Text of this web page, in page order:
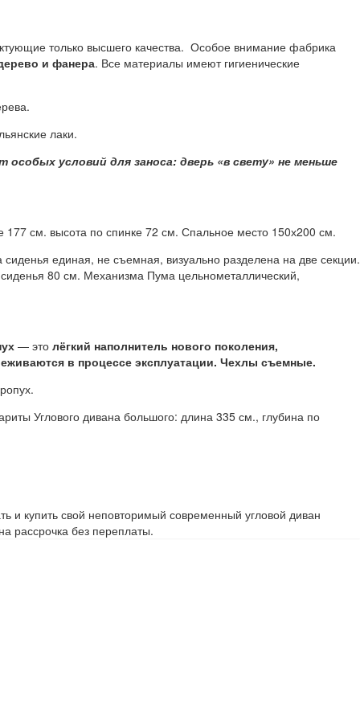
только высшего качества. Особое внимание фабрика
и фанера. Все материалы имеют гигиенические
лаки.
условий для заноса: дверь «в свету» не меньше
177 см. высота по спинке 72 см. Спальное место 150х200 см.
единая, не съемная, визуально разделена на две секции.
80 см. Механизма Пума цельнометаллический,
— это лёгкий наполнитель нового поколения,
в процессе эксплуатации. Чехлы съемные.
Углового дивана большого: длина 335 см., глубина по
и купить свой неповторимый современный угловой диван
рассрочка без переплаты.